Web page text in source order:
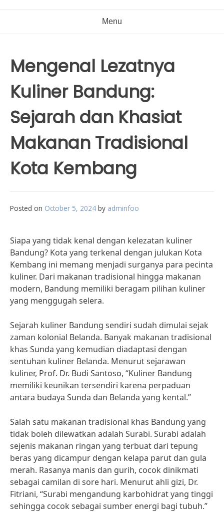
Menu
Mengenal Lezatnya
Kuliner Bandung:
Sejarah dan Khasiat
Makanan Tradisional
Kota Kembang
Posted on October 5, 2024 by adminfoo
Siapa yang tidak kenal dengan kelezatan kuliner
Bandung? Kota yang terkenal dengan julukan Kota
Kembang ini memang menjadi surganya para pecinta
kuliner. Dari makanan tradisional hingga makanan
modern, Bandung memiliki beragam pilihan kuliner
yang menggugah selera.
Sejarah kuliner Bandung sendiri sudah dimulai sejak
zaman kolonial Belanda. Banyak makanan tradisional
khas Sunda yang kemudian diadaptasi dengan
sentuhan kuliner Belanda. Menurut sejarawan
kuliner, Prof. Dr. Budi Santoso, “Kuliner Bandung
memiliki keunikan tersendiri karena perpaduan
antara budaya Sunda dan Belanda yang kental.”
Salah satu makanan tradisional khas Bandung yang
tidak boleh dilewatkan adalah Surabi. Surabi adalah
sejenis makanan ringan yang terbuat dari tepung
beras yang dicampur dengan kelapa parut dan gula
merah. Rasanya manis dan gurih, cocok dinikmati
sebagai camilan di sore hari. Menurut ahli gizi, Dr.
Fitriani, “Surabi mengandung karbohidrat yang tinggi
sehingga cocok sebagai sumber energi bagi tubuh.”